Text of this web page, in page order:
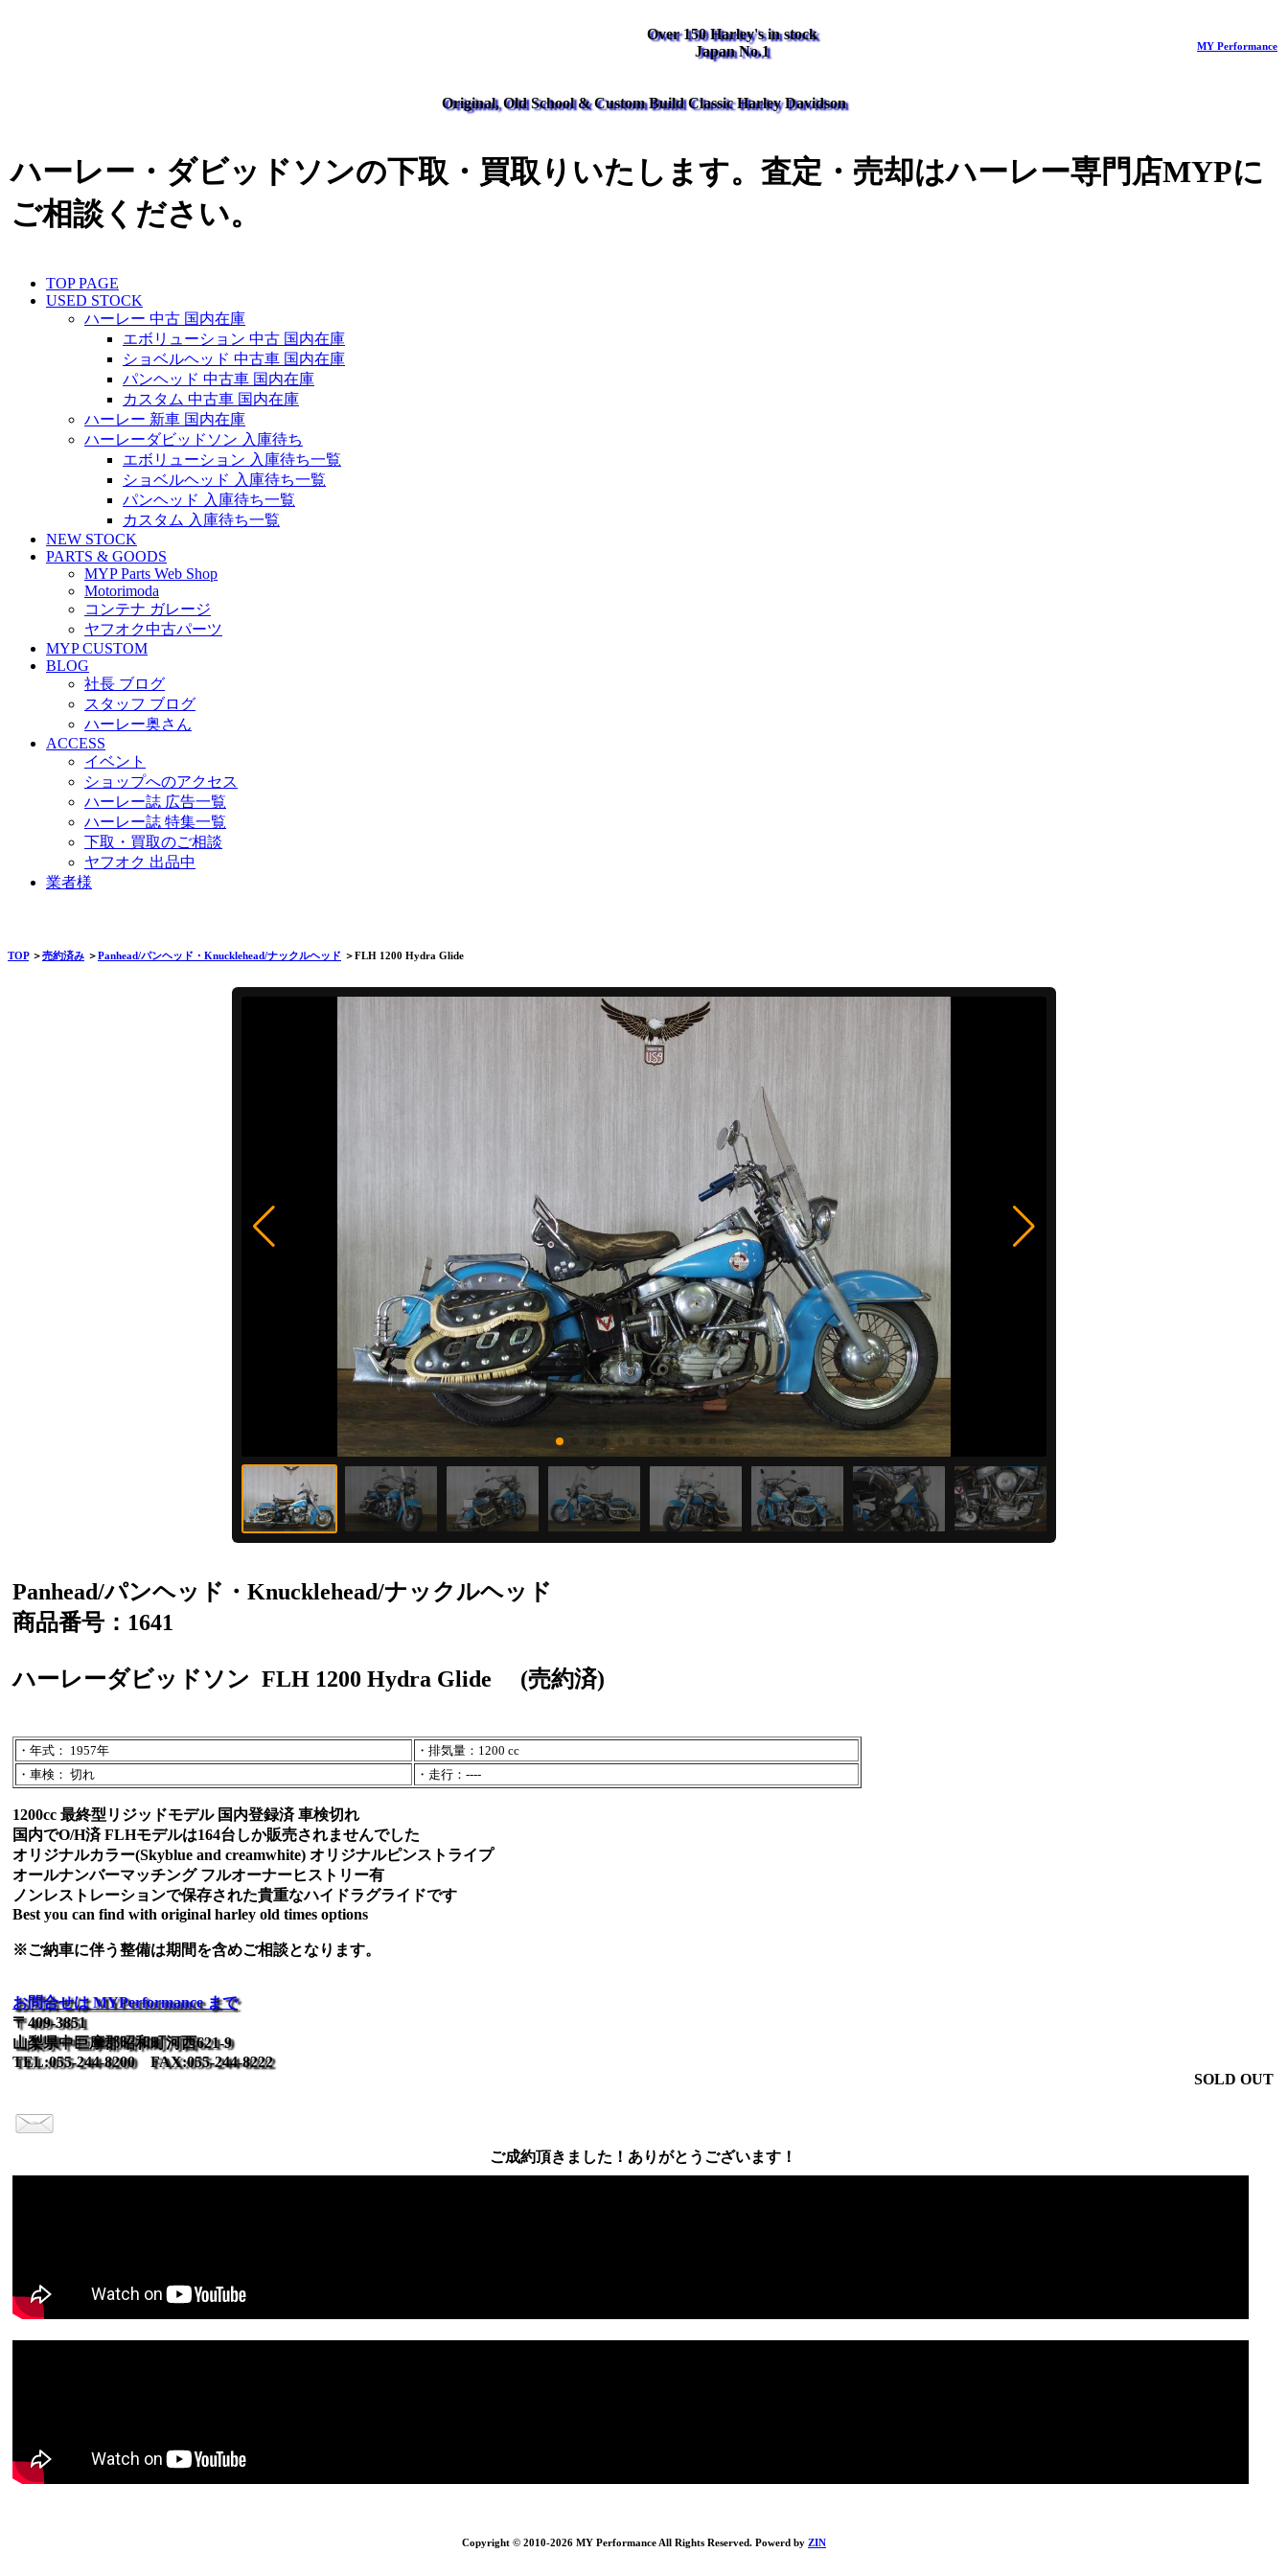
Over 150 Harley's in stock
Japan No.1
MY Performance
Original, Old School & Custom Build Classic Harley Davidson
ハーレー・ダビッドソンの下取・買取りいたします。査定・売却はハーレー専門店MYPに
ご相談ください。
TOP PAGE
USED STOCK
ハーレー 中古 国内在庫
エボリューション 中古 国内在庫
ショベルヘッド 中古車 国内在庫
パンヘッド 中古車 国内在庫
カスタム 中古車 国内在庫
ハーレー 新車 国内在庫
ハーレーダビッドソン 入庫待ち
エボリューション 入庫待ち一覧
ショベルヘッド 入庫待ち一覧
パンヘッド 入庫待ち一覧
カスタム 入庫待ち一覧
NEW STOCK
PARTS & GOODS
MYP Parts Web Shop
Motorimoda
コンテナ ガレージ
ヤフオク中古パーツ
MYP CUSTOM
BLOG
社長 ブログ
スタッフ ブログ
ハーレー奥さん
ACCESS
イベント
ショップへのアクセス
ハーレー誌 広告一覧
ハーレー誌 特集一覧
下取・買取のご相談
ヤフオク 出品中
業者様
TOP＞売約済み ＞Panhead/パンヘッド・Knucklehead/ナックルヘッド ＞FLH 1200 Hydra Glide
Panhead/パンヘッド・Knucklehead/ナックルヘッド
商品番号：1641
ハーレーダビッドソン FLH 1200 Hydra Glide (売約済)
・年式： 1957年
・排気量：1200 cc
・車検： 切れ
・走行：----
1200cc 最終型リジッドモデル 国内登録済 車検切れ
国内でO/H済 FLHモデルは164台しか販売されませんでした
オリジナルカラー(Skyblue and creamwhite) オリジナルピンストライプ
オールナンバーマッチング フルオーナーヒストリー有
ノンレストレーションで保存された貴重なハイドラグライドです
Best you can find with original harley old times options
※ご納車に伴う整備は期間を含めご相談となります。
お問合せは MYPerformance まで
〒409-3851
山梨県中巨摩郡昭和町河西621-9
TEL:055-244-8200 FAX:055-244-8222
SOLD OUT
ご成約頂きました！ありがとうございます！
Copyright © 2010-2026 MY Performance All Rights Reserved. Powerd by ZIN